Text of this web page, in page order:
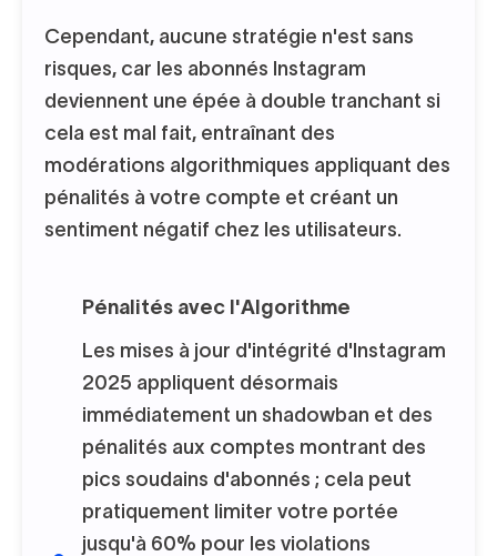
Cependant, aucune stratégie n'est sans
risques, car les abonnés Instagram
deviennent une épée à double tranchant si
cela est mal fait, entraînant des
modérations algorithmiques appliquant des
pénalités à votre compte et créant un
sentiment négatif chez les utilisateurs.
Pénalités avec l'Algorithme
Les mises à jour d'intégrité d'Instagram
2025 appliquent désormais
immédiatement un shadowban et des
pénalités aux comptes montrant des
pics soudains d'abonnés ; cela peut
pratiquement limiter votre portée
jusqu'à 60% pour les violations